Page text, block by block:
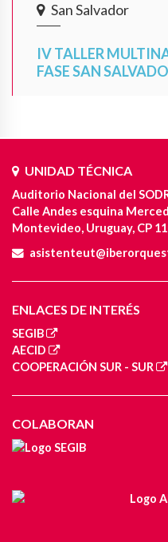
San Salvador
IV TALLER
FASE SAN
UNIDAD TÉCNICA
Auditorio Nacional del
Calle Andes esquina
Montevideo, Uruguay, CP
ENLACES DE INTERÉS
SEGIB
AECID
COOPERACIÓN SUR - SUR
COLABORAN